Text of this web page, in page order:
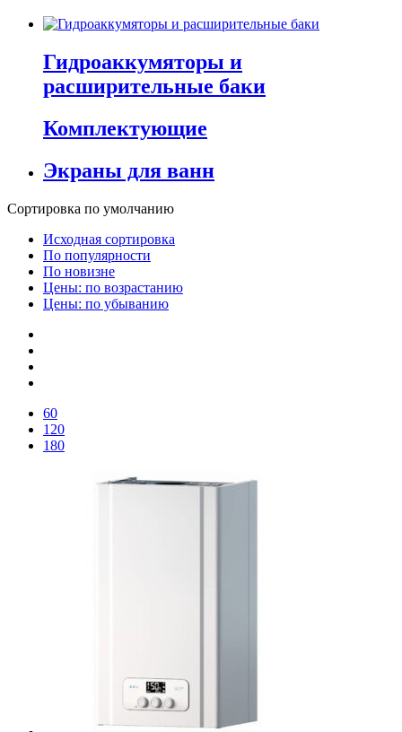
Гидроаккумяторы и
расширительные баки
Комплектующие
Экраны для ванн
Сортировка по умолчанию
Исходная сортировка
По популярности
По новизне
Цены: по возрастанию
Цены: по убыванию
60
120
180